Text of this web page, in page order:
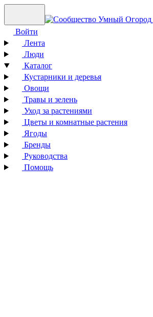
Войти
Лента
Люди
Каталог
Кустарники и деревья
Овощи
Травы и зелень
Уход за растениями
Цветы и комнатные растения
Ягоды
Бренды
Руководства
Помощь